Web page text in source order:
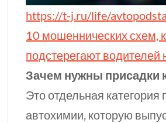
https://t-j.ru/life/
10 мошеннических схем,
подстерегают водителей
Зачем нужны присадки
Это отдельная категория
автохимии, которую